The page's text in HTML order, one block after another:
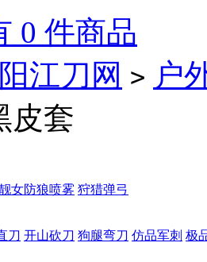
0 件商品
阳江刀网 > 户
皮套
女防狼喷雾 狩猎弹弓
刀 开山砍刀 狗腿弯刀 仿品军刺 极